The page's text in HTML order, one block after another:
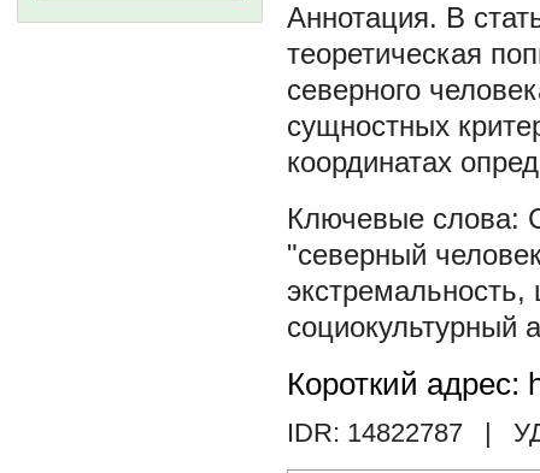
В
теоретическая
северного
сущностных
координатах
"северный
экстремальность,
социокультурный
Короткий адрес:
IDR: 14822787 |